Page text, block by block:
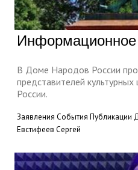
В Доме Народов России
представителей
России.
Заявления События Публикации
Евстифеев Сергей